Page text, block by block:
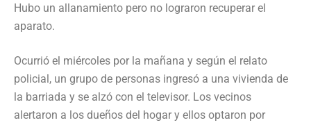
Hubo un allanamiento pero no lograron recuperar el
aparato.
Ocurrió el miércoles por la mañana y según el relato
policial, un grupo de personas ingresó a una vivienda de
la barriada y se alzó con el televisor. Los vecinos
alertaron a los dueños del hogar y ellos optaron por